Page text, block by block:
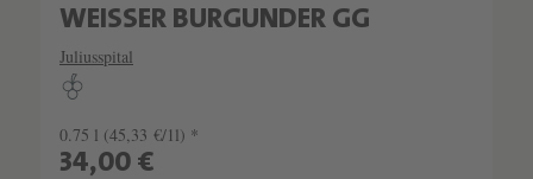
WEISSER BURGUNDER GG
Juliusspital
0.75 l (45,33 €/1l) *
34,00 €